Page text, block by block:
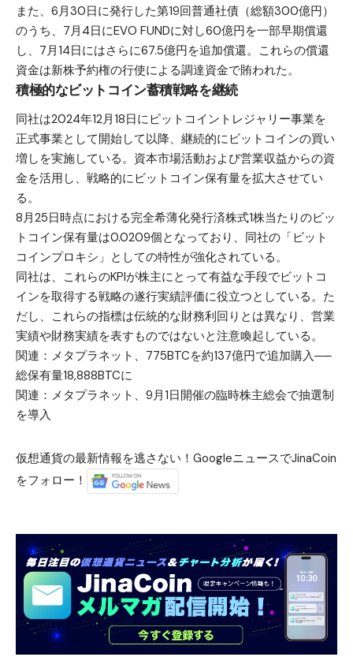
また、6月30日に発行した第19回普通社債（総額300億円）
のうち、7月4日にEVO FUNDに対し60億円を一部早期償還
し、7月14日にはさらに67.5億円を追加償還。これらの償還
資金は新株予約権の行使による調達資金で賄われた。
積極的なビットコイン蓄積戦略を継続
同社は2024年12月18日にビットコイントレジャリー事業を
正式事業として開始して以降、継続的にビットコインの買い
増しを実施している。資本市場活動および営業収益からの資
金を活用し、戦略的にビットコイン保有量を拡大させてい
る。
8月25日時点における完全希薄化発行済株式1株当たりのビッ
トコイン保有量は0.0209個となっており、同社の「ビット
コインプロキシ」としての特性が強化されている。
同社は、これらのKPIが株主にとって有益な手段でビットコ
インを取得する戦略の遂行実績評価に役立つとしている。た
だし、これらの指標は伝統的な財務利回りとは異なり、営業
実績や財務実績を表すものではないと注意喚起している。
関連： メタプラネット、775BTCを約137億円で追加購入──
総保有量18,888BTCに
関連： メタプラネット、9月1日開催の臨時株主総会で抽選制
を導入
仮想通貨の最新情報を逃さない！GoogleニュースでJinaCoin
をフォロー！